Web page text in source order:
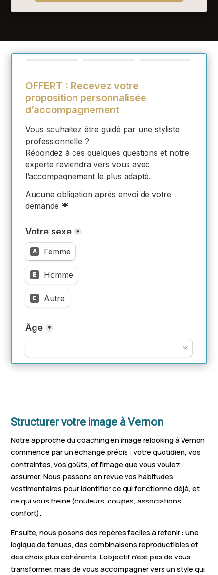
Structurer votre image à Vernon
Notre approche du coaching en image relooking à Vernon
commence par un échange précis : votre quotidien, vos
contraintes, vos goûts, et l’image que vous voulez
assumer. Nous passons en revue vos habitudes
vestimentaires pour identifier ce qui fonctionne déjà, et
ce qui vous freine (couleurs, coupes, associations,
confort).
Ensuite, nous posons des repères faciles à retenir : une
logique de tenues, des combinaisons reproductibles et
des choix plus cohérents. L’objectif n’est pas de vous
transformer, mais de vous accompagner vers un style qui